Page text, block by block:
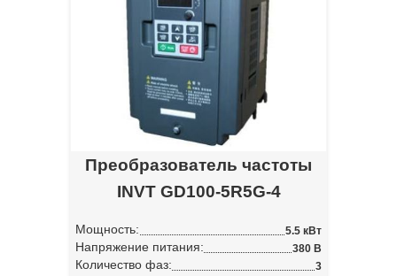
Преобразователь частоты
INVT GD100-5R5G-4
Мощность: 5.5 кВт
Напряжение питания: 380 В
Количество фаз: 3